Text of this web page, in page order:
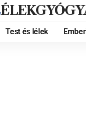
Test és lélek